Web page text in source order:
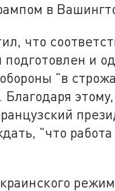
в
что
и
"в
Благодаря
"что работа